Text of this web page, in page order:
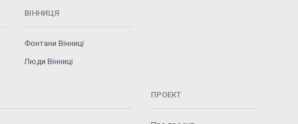
ВІННИЦЯ
Фонтани Вінниці
Люди Вінниці
ПРОЕКТ